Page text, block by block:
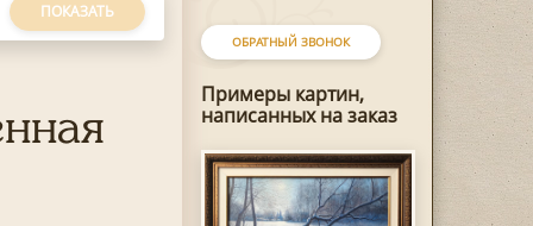
ОБРАТНЫЙ ЗВОНОК
Примеры картин,
написанных на заказ
ПОКАЗАТЬ